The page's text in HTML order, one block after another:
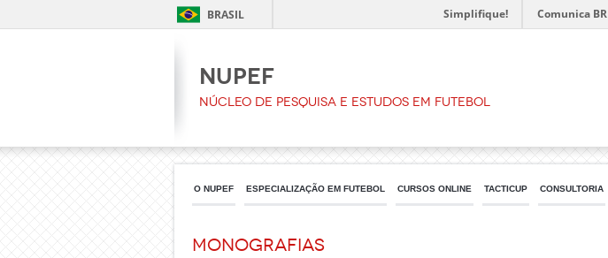
BRASIL Simplifique! Comunica BR
NUPEF
Núcleo de Pesquisa e Estudos em Futebol
O NUPEF ESPECIALIZAÇÃO EM FUTEBOL CURSOS ONLINE TACTICUP CONSULTORIA
Monografias